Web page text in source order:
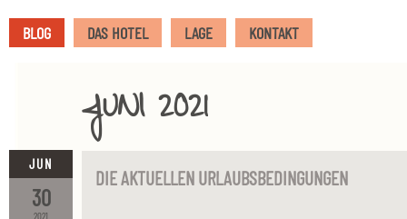
BLOG DAS HOTEL LAGE KONTAKT
JUNI 2021
2021
30
JUN
DIE AKTUELLEN URLAUBSBEDINGUNGEN